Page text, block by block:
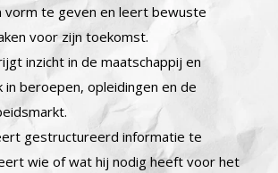
vorm te geven en leert bewuste
voor zijn toekomst.
inzicht in de maatschappij en
in beroepen, opleidingen en de
gestructureerd informatie te
wie of wat hij nodig heeft voor het